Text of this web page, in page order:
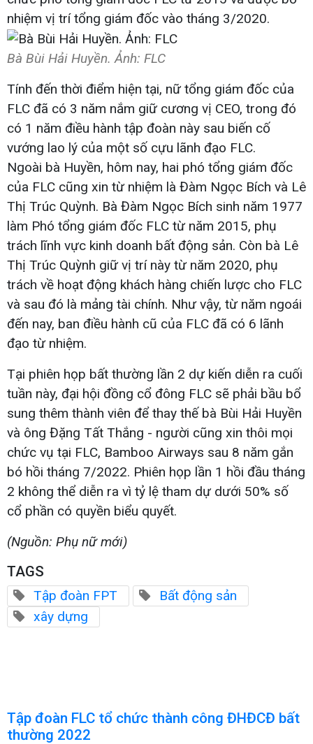
nhiệm vị trí tổng giám đốc vào tháng 3/2020.
Bà Bùi Hải Huyền. Ảnh: FLC
Tính đến thời điểm hiện tại, nữ tổng giám đốc của
FLC đã có 3 năm nắm giữ cương vị CEO, trong đó
có 1 năm điều hành tập đoàn này sau biến cố
vướng lao lý của một số cựu lãnh đạo FLC.
Ngoài bà Huyền, hôm nay, hai phó tổng giám đốc
của FLC cũng xin từ nhiệm là Đàm Ngọc Bích và Lê
Thị Trúc Quỳnh. Bà Đàm Ngọc Bích sinh năm 1977
làm Phó tổng giám đốc FLC từ năm 2015, phụ
trách lĩnh vực kinh doanh bất động sản. Còn bà Lê
Thị Trúc Quỳnh giữ vị trí này từ năm 2020, phụ
trách về hoạt động khách hàng chiến lược cho FLC
và sau đó là mảng tài chính. Như vậy, từ năm ngoái
đến nay, ban điều hành cũ của FLC đã có 6 lãnh
đạo từ nhiệm.
Tại phiên họp bất thường lần 2 dự kiến diễn ra cuối
tuần này, đại hội đồng cổ đông FLC sẽ phải bầu bổ
sung thêm thành viên để thay thế bà Bùi Hải Huyền
và ông Đặng Tất Thắng - người cũng xin thôi mọi
chức vụ tại FLC, Bamboo Airways sau 8 năm gắn
bó hồi tháng 7/2022. Phiên họp lần 1 hồi đầu tháng
2 không thể diễn ra vì tỷ lệ tham dự dưới 50% số
cổ phần có quyền biểu quyết.
(Nguồn: Phụ nữ mới)
TAGS
Tập đoàn FPT
Bất động sản
xây dựng
Tập đoàn FLC tổ chức thành công ĐHĐCĐ bất
thường 2022